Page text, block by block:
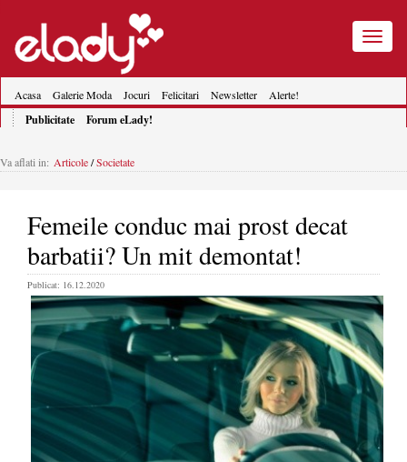
Toggle
Acasa Galerie Moda Jocuri Felicitari Newsletter Alerte!
Publicitate Forum eLady!
Va aflati in: Articole/Societate
Femeile conduc mai prost decat
barbatii? Un mit demontat!
Publicat: 16.12.2020